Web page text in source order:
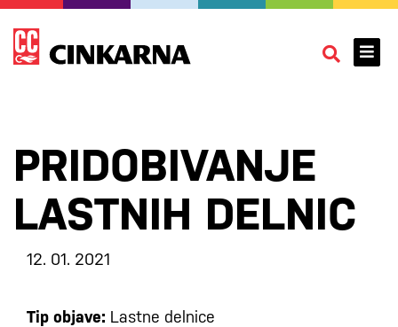
PRIDOBIVANJE
LASTNIH DELNIC
12. 01. 2021
Tip objave: Lastne delnice